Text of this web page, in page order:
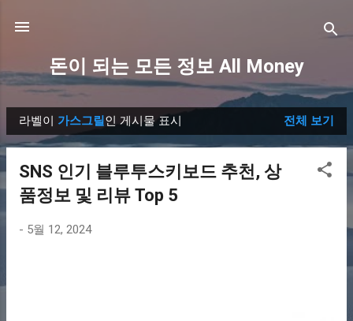
돈이 되는 모든 정보 All Money
글
라벨이 가스그릴인 게시물 표시 전체 보기
SNS 인기 블루투스키보드 추천, 상
품정보 및 리뷰 Top 5
- 5월 12, 2024